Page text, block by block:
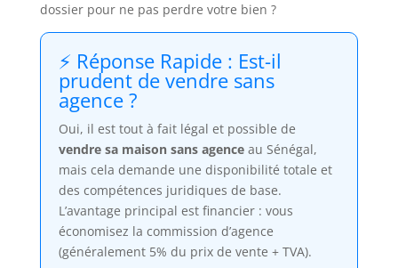
dossier pour ne pas perdre votre bien ?
⚡ Réponse Rapide : Est-il
prudent de vendre sans
agence ?
Oui, il est tout à fait légal et possible de
vendre sa maison sans agenceau Sénégal,
mais cela demande une disponibilité totale et
des compétences juridiques de base.
L’avantage principal est financier : vous
économisez la commission d’agence
(généralement 5% du prix de vente + TVA).